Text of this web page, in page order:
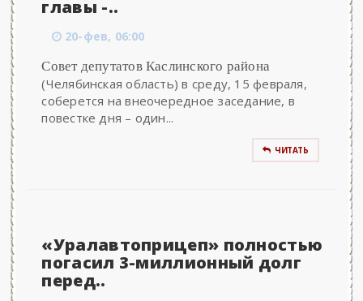
главы -..
20-фев, 06:00
Совет депутатов Каслинского района
(Челябинская область) в среду, 15 февраля,
соберется на внеочередное заседание, в
повестке дня – один...
ЧИТАТЬ
«Уралавтоприцеп» полностью
погасил 3-миллионный долг
перед..